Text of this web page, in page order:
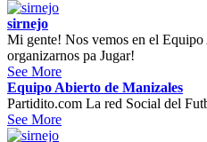
sirnejo
Mi gente! Nos vemos en el
organizarnos pa Jugar!
See More
Equipo Abierto de Manizales
Partidito.com La red Social del
See More